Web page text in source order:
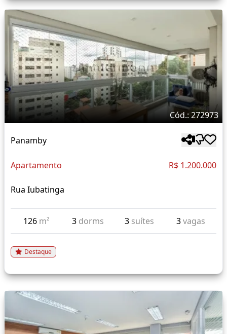
Cód.: 272973
Panamby
Apartamento R$ 1.200.000
Rua Iubatinga
126 m² 3 dorms 3 suítes 3vagas
Destaque